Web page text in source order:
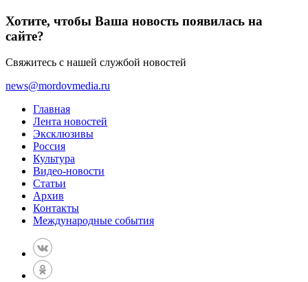
Хотите, чтобы Ваша новость появилась на
сайте?
Свяжитесь с нашей службой новостей
news@mordovmedia.ru
Главная
Лента новостей
Эксклюзивы
Россия
Культура
Видео-новости
Статьи
Архив
Контакты
Международные события